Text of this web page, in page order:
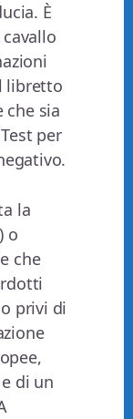
È
libretto
che sia
per
la
o
che
privi di
di un